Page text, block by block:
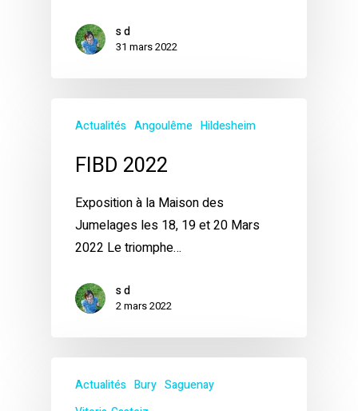
s d
31 mars 2022
Actualités Angoulême Hildesheim
FIBD 2022
Exposition à la Maison des
Jumelages les 18, 19 et 20 Mars
2022 Le triomphe…
s d
2 mars 2022
Actualités Bury Saguenay